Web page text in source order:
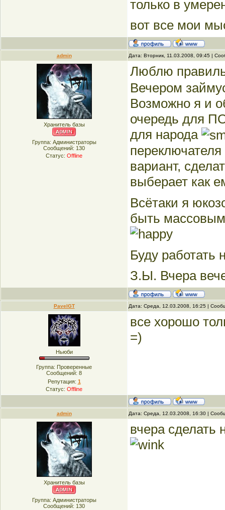
только в
вот все мои
admin Дата: Вторник, 11.03.2008, 09:45 |
Хранитель базы
Группа: Администраторы
Сообщений: 130
Статус: Offline
Люблю
Вечером
Возможно я и
очередь для
для народа
вариант,
выберает как
Всётаки я
быть массовым
Буду работать
З.Ы. Вчера
PavelGT Дата: Среда, 12.03.2008, 16:25 |
Ньюби
Группа: Проверенные
Сообщений: 8
Репутация: 1
Статус: Offline
все хорошо
=)
admin Дата: Среда, 12.03.2008, 16:30 |
Хранитель базы
Группа: Администраторы
Сообщений: 130
вчера сделать